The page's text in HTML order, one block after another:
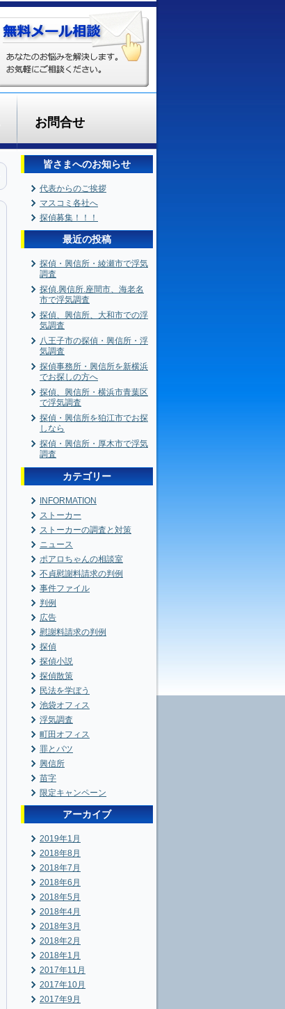
お問合せ
皆さまへのお知らせ
代表からのご挨拶
マスコミ各社へ
探偵募集！！！
最近の投稿
探偵・興信所・綾瀬市で浮気
調査
探偵.興信所.座間市、海老名
市で浮気調査
探偵、興信所、大和市での浮
気調査
八王子市の探偵・興信所・浮
気調査
探偵事務所・興信所を新横浜
でお探しの方へ
探偵、興信所・横浜市青葉区
で浮気調査
探偵・興信所を狛江市でお探
しなら
探偵・興信所・厚木市で浮気
調査
カテゴリー
INFORMATION
ストーカー
ストーカーの調査と対策
ニュース
ポアロちゃんの相談室
不貞慰謝料請求の判例
事件ファイル
判例
広告
慰謝料請求の判例
探偵
探偵小説
探偵散策
民法を学ぼう
池袋オフィス
浮気調査
町田オフィス
罪とバツ
興信所
苗字
限定キャンペーン
アーカイブ
2019年1月
2018年8月
2018年7月
2018年6月
2018年5月
2018年4月
2018年3月
2018年2月
2018年1月
2017年11月
2017年10月
2017年9月